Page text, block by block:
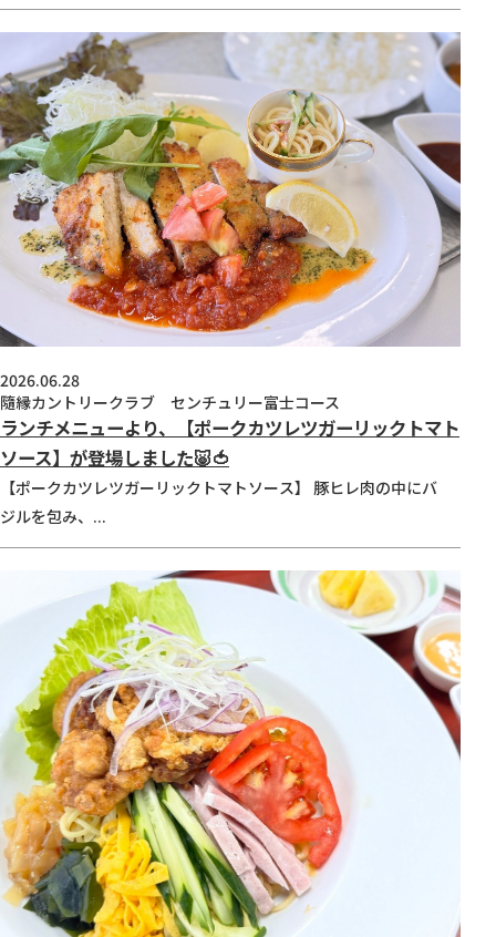
2026.06.28
隨縁カントリークラブ センチュリー富士コース
ランチメニューより、【ポークカツレツガーリックトマト
ソース】が登場しました🐷🍅
【ポークカツレツガーリックトマトソース】 豚ヒレ肉の中にバ
ジルを包み、...